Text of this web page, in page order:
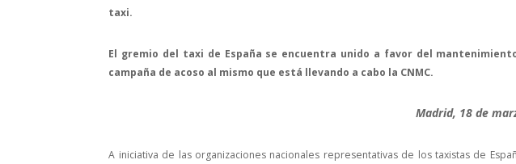
taxi.
El gremio del taxi de España se encuentra unido a favor del
campaña de acoso al mismo que está llevando a cabo la CNMC.
Madrid, 18 de
A iniciativa de las organizaciones nacionales representativas de los taxistas de